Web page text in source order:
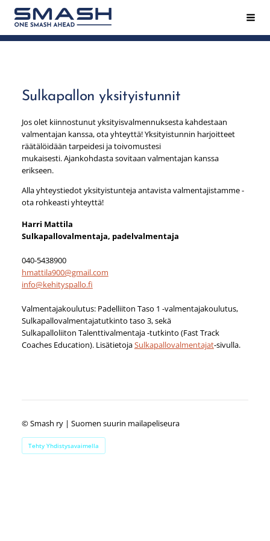
Siirry
sivun
sisältöön
Smash ry - Suomen suurin mailapeliseura
Sulkapallon yksityistunnit
Jos olet kiinnostunut yksityisvalmennuksesta kahdestaan
valmentajan kanssa, ota yhteyttä! Yksityistunnin harjoitteet
räätälöidään tarpeidesi ja toivomustesi
mukaisesti. Ajankohdasta sovitaan valmentajan kanssa
erikseen.
Alla yhteystiedot yksityistunteja antavista valmentajistamme -
ota rohkeasti yhteyttä!
Harri Mattila
Sulkapallovalmentaja, padelvalmentaja
040-5438900
hmattila900@gmail.com
info@kehityspallo.fi
Valmentajakoulutus: Padelliiton Taso 1 -valmentajakoulutus,
Sulkapallovalmentajatutkinto taso 3, sekä
Sulkapalloliiton Talenttivalmentaja -tutkinto (Fast Track
Coaches Education). LisätietojaSulkapallovalmentajat-sivulla.
©Smash ry | Suomen suurin mailapeliseura
Tehty Yhdistysavaimella